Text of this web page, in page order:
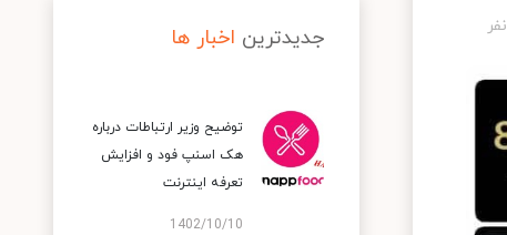
جدیدترین اخبار ها
توضیح وزیر ارتباطات درباره
هک اسنپ‌ فود و افزایش
تعرفه اینترنت
1402/10/10